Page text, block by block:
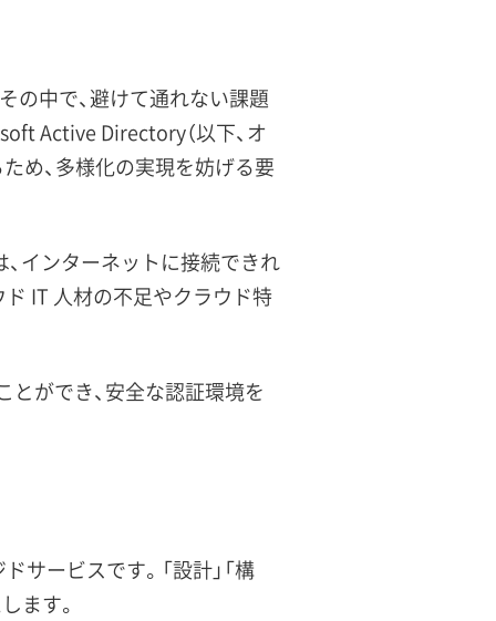
の中で、避けて通れない課題
Active Directory（以下、オ
め、多様化の実現を妨げる要
インターネットに接続できれ
ド IT 人材の不足やクラウド特
ができ、安全な認証環境を
ービスです。「設計」「構
ます。